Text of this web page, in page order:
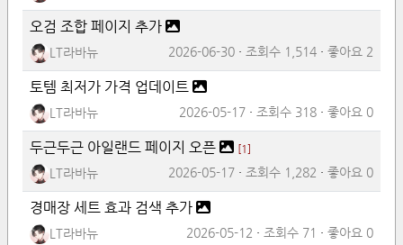
오검 조합 페이지 추가
LT라바뉴 2026-06-30 조회수 1,514 좋아요 2
토템 최저가 가격 업데이트
LT라바뉴 2026-05-17 조회수 318 좋아요 0
두근두근 아일랜드 페이지 오픈 [1]
LT라바뉴 2026-05-17 조회수 1,282 좋아요 0
경매장 세트 효과 검색 추가
LT라바뉴 2026-05-12 조회수 71 좋아요 0